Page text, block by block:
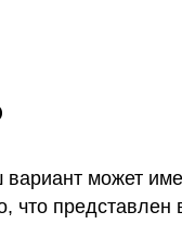
может
что представлен